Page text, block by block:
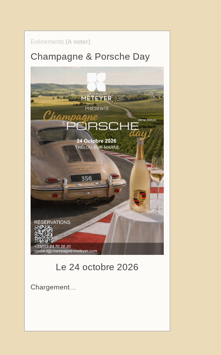
Evénements (A noter)
Champagne & Porsche Day
Le 24 octobre 2026
Chargement…